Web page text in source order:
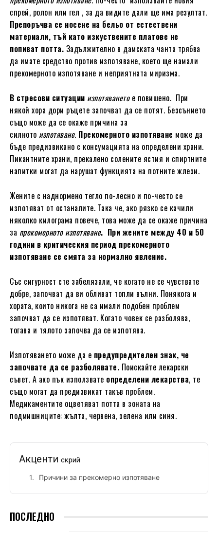
спрей, ролон или гел , за да видите дали ще има резултат.
Препоръчва се носене на бельо от естествени
материали, тъй като изкуствените платове не
попиват потта. Задължително в дамската чанта трябва
да имате средство против изпотяване, което ще намали
прекомерното изпотяване и неприятната миризма.
В стресови ситуации изпотяванетое повишено. При
някой хора дори ръцете започват да се потят. Безсънието
също може да се окаже причина за
силното изпотяване. Прекомерното изпотяване може да
бъде предизвикано с консумацията на определени храни.
Пикантните храни, прекалено солените ястия и спиртните
напитки могат да нарушат функцията на потните жлези.
Жените с наднормено тегло по-лесно и по-често се
изпотяват от останалите. Така че, ако рязко се качили
няколко килограма повече, това може да се окаже причина
за прекомерното изпотяване. При жените между 40 и 50
години в критическия период прекомерното
изпотяване се смята за нормално явление.
Със сигурност сте забелязали, че когато не се чувствате
добре, започват да ви обливат топли вълни. Понякога и
хората, които никога не са имали подобен проблем
започват да се изпотяват. Когато човек се разболява,
тогава и тялото започва да се изпотява.
Изпотяването може да е предупредителен знак, че
започвате да се разболявате. Поискайте лекарски
съвет. А ако пък използвате определени лекарства, те
също могат да предизвикат такъв проблем.
Медикаментите оцветяват потта в зоната на
подмишниците: жълта, червена, зелена или синя.
Акценти скрий
Причини за прекомерно изпотяване
ПОСЛЕДНО